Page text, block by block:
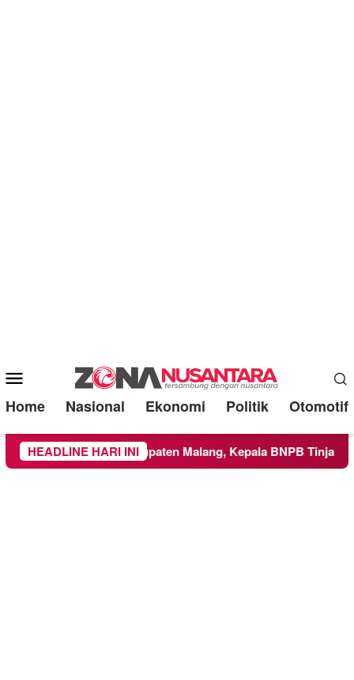
Mobile
Menu
Home Nasional Ekonomi Politik Otomotif
HEADLINE HARI INI
ke Wilayah Kabupaten Malang, Kepala BNPB Tinjau